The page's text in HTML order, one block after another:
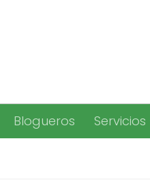
Blogueros Servicios